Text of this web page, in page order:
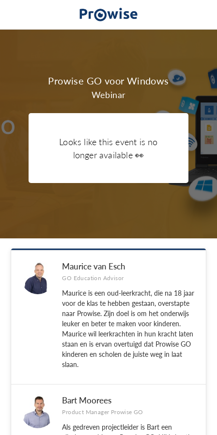
Prowise GO voor Windows
Webinar
Looks like this event is no
longer available👀
Maurice van Esch
GO Education Advisor
Maurice is een oud-leerkracht, die na 18 jaar
voor de klas te hebben gestaan, overstapte
naar Prowise. Zijn doel is om het onderwijs
leuker en beter te maken voor kinderen.
Maurice wil leerkrachten in hun kracht laten
staan en is ervan overtuigd dat Prowise GO
kinderen en scholen de juiste weg in laat
slaan.
Bart Moorees
Product Manager Prowise GO
Als gedreven projectleider is Bart een